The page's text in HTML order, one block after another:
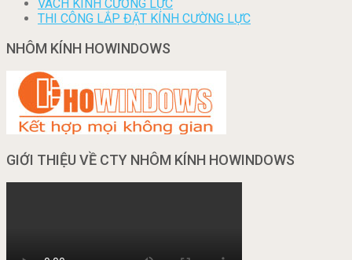
VÁCH KÍNH CƯỜNG LỰC
THI CÔNG LẮP ĐẶT KÍNH CƯỜNG LỰC
NHÔM KÍNH HOWINDOWS
GIỚI THIỆU VỀ CTY NHÔM KÍNH HOWINDOWS